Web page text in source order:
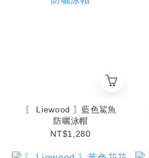
〖 Liewood 〗藍色鯊魚
防曬泳帽
NT$1,280